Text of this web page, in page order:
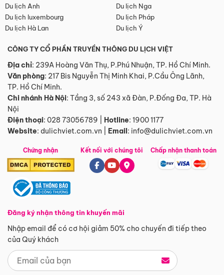
Du lịch Anh
Du lịch Nga
Du lịch luxembourg
Du lịch Pháp
Du lịch Hà Lan
Du lịch Ý
CÔNG TY CỔ PHẦN TRUYỀN THÔNG DU LỊCH VIỆT
Địa chỉ: 239A Hoàng Văn Thụ, P.Phú Nhuận, TP. Hồ Chí Minh.
Văn phòng: 217 Bis Nguyễn Thị Minh Khai, P.Cầu Ông Lãnh,
TP. Hồ Chí Minh.
Chi nhánh Hà Nội: Tầng 3, số 243 xã Đàn, P.Đống Đa, TP. Hà
Nội
Điện thoại: 028 73056789 Hotline: 1900 1177
Website: dulichviet.com.vn Email: info@dulichviet.com.vn
Chứng nhận
Đăng ký nhận thông tin khuyến mãi
Nhập email để có cơ hội giảm 50% cho chuyến đi tiếp theo
của Quý khách
Kết nối với chúng tôi Chấp nhận thanh toán